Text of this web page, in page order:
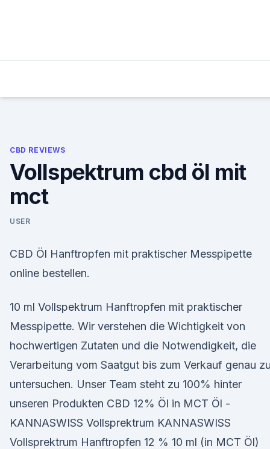
CBD REVIEWS
Vollspektrum cbd öl mit
mct
USER
CBD Öl Hanftropfen mit praktischer Messpipette
online bestellen.
10 ml Vollspektrum Hanftropfen mit praktischer
Messpipette. Wir verstehen die Wichtigkeit von
hochwertigen Zutaten und die Notwendigkeit, die
Verarbeitung vom Saatgut bis zum Verkauf genau
untersuchen. Unser Team steht zu 100% hinter
unseren Produkten CBD 12% Öl in MCT Öl -
KANNASWISS Vollsprektrum KANNASWISS
Vollsprektrum Hanftropfen 12 % 10 ml (in MCT Öl)